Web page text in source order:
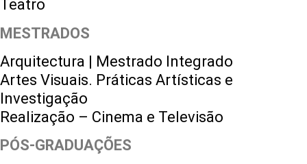
Teatro
MESTRADOS
Arquitectura | Mestrado Integrado
Artes Visuais. Práticas Artísticas e
Investigação
Realização – Cinema e Televisão
PÓS-GRADUAÇÕES